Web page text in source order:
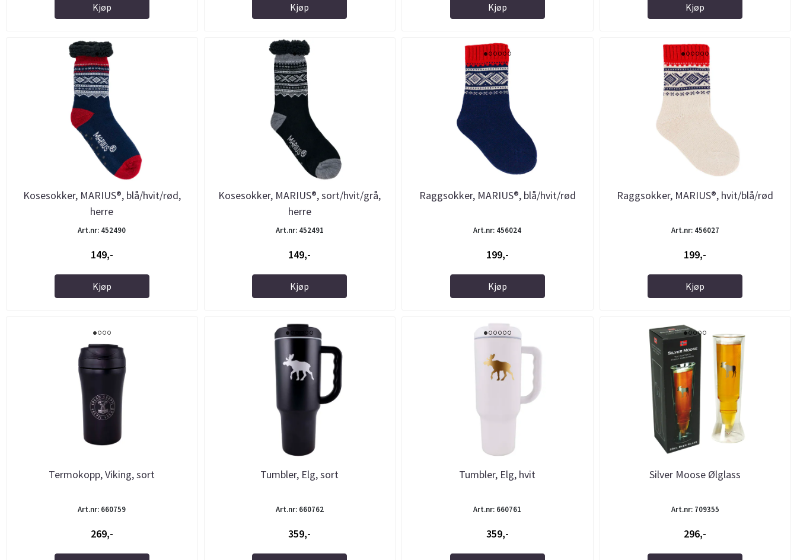
Kjøp Kjøp Kjøp Kjøp
Kosesokker, MARIUS®, blå/hvit/rød,
herre
Art.nr: 452490
149,-
Kjøp
Kosesokker, MARIUS®, sort/hvit/grå,
herre
Art.nr: 452491
149,-
Kjøp
Raggsokker, MARIUS®, blå/hvit/rød
Art.nr: 456024
199,-
Kjøp
Raggsokker, MARIUS®, hvit/blå/rød
Art.nr: 456027
199,-
Kjøp
Termokopp, Viking, sort
Art.nr: 660759
269,-
Tumbler, Elg, sort
Art.nr: 660762
359,-
Tumbler, Elg, hvit
Art.nr: 660761
359,-
Silver Moose Ølglass
Art.nr: 709355
296,-